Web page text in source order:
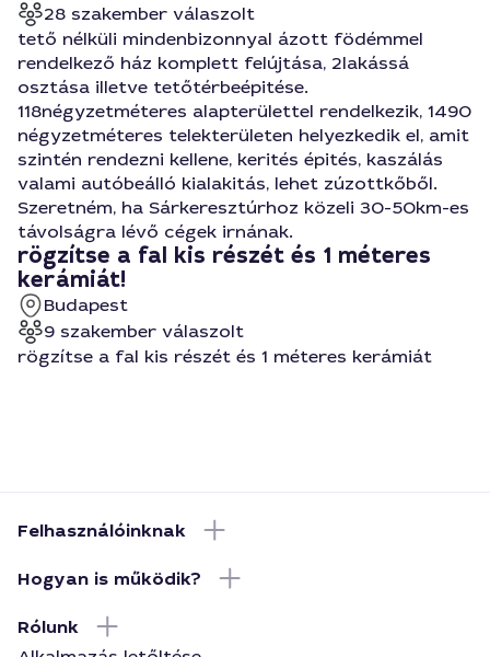
28 szakember válaszolt
tető nélküli mindenbizonnyal ázott födémmel
rendelkező ház komplett felújtása, 2lakássá
osztása illetve tetőtérbeépitése.
118négyzetméteres alapterülettel rendelkezik, 1490
négyzetméteres telekterületen helyezkedik el, amit
szintén rendezni kellene, kerités épités, kaszálás
valami autóbeálló kialakitás, lehet zúzottkőből.
Szeretném, ha Sárkeresztúrhoz közeli 30-50km-es
távolságra lévő cégek irnának.
rögzítse a fal kis részét és 1 méteres
kerámiát!
Budapest
9 szakember válaszolt
rögzítse a fal kis részét és 1 méteres kerámiát
Felhasználóinknak
Hogyan is működik?
Rólunk